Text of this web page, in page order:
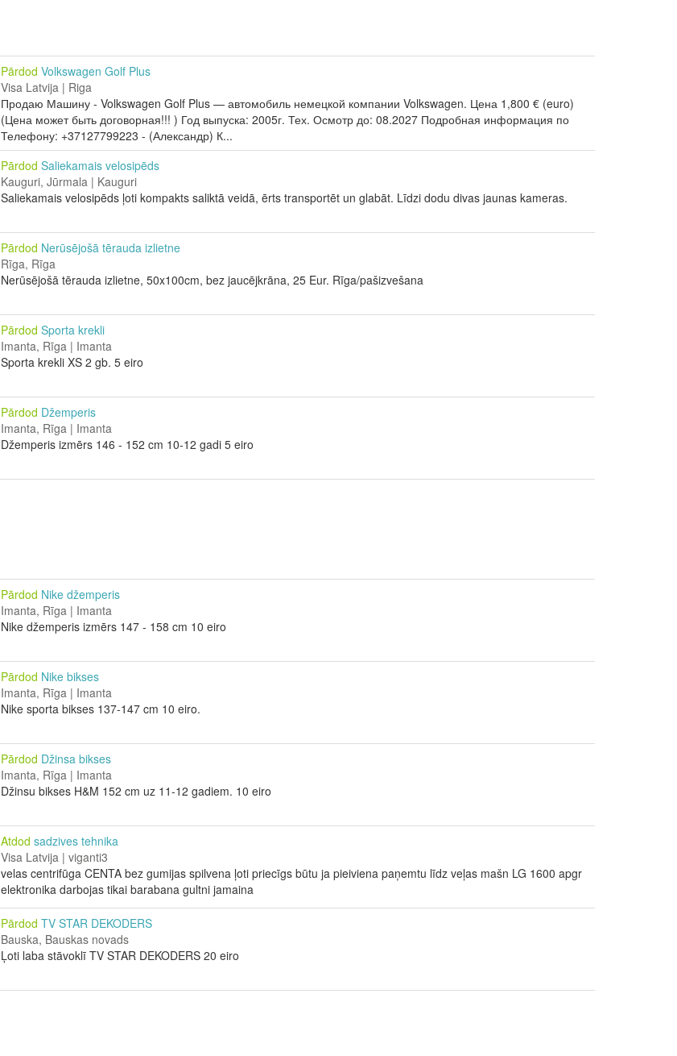
Pārdod Volkswagen Golf Plus
Visa Latvija | Riga
Продаю Машину - Volkswagen Golf Plus — автомобиль немецкой компании Volkswagen. Цена 1,800 € (euro)
(Цена может быть договорная!!! ) Год выпуска: 2005г. Тех. Осмотр до: 08.2027 Подробная информация по
Телефону: +37127799223 - (Александр) К...
Pārdod Saliekamais velosipēds
Kauguri, Jūrmala | Kauguri
Saliekamais velosipēds ļoti kompakts saliktā veidā, ērts transportēt un glabāt. Līdzi dodu divas jaunas kameras.
Pārdod Nerūsējošā tērauda izlietne
Rīga, Rīga
Nerūsējošā tērauda izlietne, 50x100cm, bez jaucējkrāna, 25 Eur. Rīga/pašizvešana
Pārdod Sporta krekli
Imanta, Rīga | Imanta
Sporta krekli XS 2 gb. 5 eiro
Pārdod Džemperis
Imanta, Rīga | Imanta
Džemperis izmērs 146 - 152 cm 10-12 gadi 5 eiro
Pārdod Nike džemperis
Imanta, Rīga | Imanta
Nike džemperis izmērs 147 - 158 cm 10 eiro
Pārdod Nike bikses
Imanta, Rīga | Imanta
Nike sporta bikses 137-147 cm 10 eiro.
Pārdod Džinsa bikses
Imanta, Rīga | Imanta
Džinsu bikses H&M 152 cm uz 11-12 gadiem. 10 eiro
Atdod sadzives tehnika
Visa Latvija | viganti3
velas centrifūga CENTA bez gumijas spilvena ļoti priecīgs būtu ja pieiviena paņemtu līdz veļas mašn LG 1600 apgr
elektronika darbojas tikai barabana gultni jamaina
Pārdod TV STAR DEKODERS
Bauska, Bauskas novads
Ļoti laba stāvoklī TV STAR DEKODERS 20 eiro